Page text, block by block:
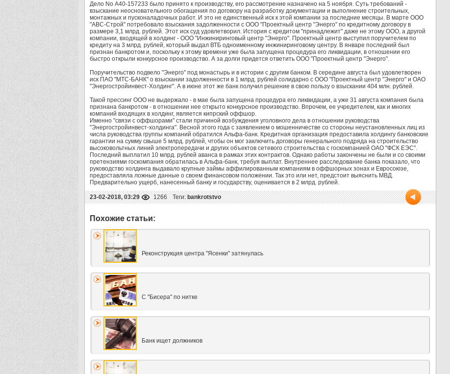
Дело No А40-157233 было принято к производству, его рассмотрение назначено на 5 ноября. Суть требований -
взыскание неосновательного обогащения по договору на разработку документации и выполнение строительных,
монтажных и пусконаладочных работ. И это не единственный иск к этой компании за последние месяцы. В марте ООО
"АВС-Строй" потребовало взыскания задолженности с ООО "Проектный центр "Энерго" по кредитному договору в
размере 3,1 млрд. рублей. Этот иск суд удовлетворил. История с кредитом "принадлежит" даже не этому ООО, а другой
компании, входящей в холдинг - ООО "Инжиниринговый центр "Энерго". Проектный центр выступил поручителем по
кредиту на 3 млрд. рублей, который выдал ВТБ одноименному инжиниринговому центру. В январе последний был
признан банкротом и, поскольку к этому времени уже была запущена процедура его ликвидации, в отношении его
быстро открыли конкурсное производство. А за долги придется ответить ООО "Проектный центр "Энерго".
Поручительство подвело "Энерго" под монастырь и в истории с другим банком. В середине августа был удовлетворен
иск ПАО "МТС-БАНК" о взыскании задолженности в 1 млрд. рублей солидарно с ООО "Проектный центр "Энерго" и ОАО
"Энергостройинвест-Холдинг". А в июне этот же банк получил решение в свою пользу о взыскании 404 млн. рублей.
Такой прессинг ООО не выдержало - в мае была запущена процедура его ликвидации, а уже 31 августа компания была
признана банкротом - в отношении нее открыто конкурсное производство. Впрочем, ее учредителем, как и многих
компаний входящих в холдинг, является кипрский оффшор.
Именно "связи с оффшорами" стали причиной возбуждения уголовного дела в отношении руководства
"Энергостройинвест-холдинга". Весной этого года с заявлением о мошенничестве со стороны неустановленных лиц из
числа руководства группы компаний обратился Альфа-банк. Кредитная организация предоставила холдингу банковские
гарантии на сумму свыше 5 млрд. рублей, чтобы он мог заключить договоры генерального подряда на строительство
высоковольтных линий электропередачи и других объектов сетевого строительства с госкомпанией ОАО "ФСК ЕЭС".
Последний выплатил 10 млрд. рублей аванса в рамках этих контрактов. Однако работы закончены не были и со своими
претензиями госкомпания обратилась в Альфа-банк, требуя выплат. Внутреннее расследование банка показало, что
руководство холдинга выдавало крупные займы аффилированным компаниям в оффшорных зонах и Евросоюзе,
предоставляла ложные данные о своем финансовом положении. Так это или нет, предстоит выяснить МВД.
Предварительно ущерб, нанесенный банку и государству, оценивается в 2 млрд. рублей.
23-02-2018, 03:29 1266 Теги:bankrotstvo
Реконструкция центра "Ясенки" затянулась
С "Бисера" по нитке
Банк ищет должников